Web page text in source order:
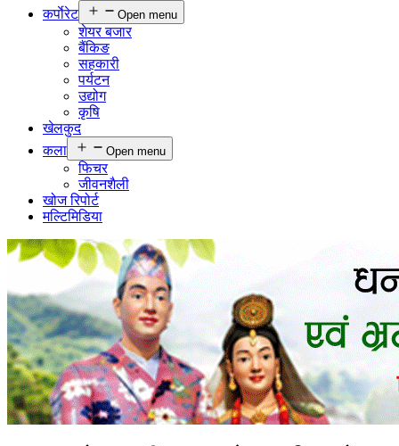
कर्पाेरेट
Open menu
शेयर बजार
बैंकिङ
सहकारी
पर्यटन
उद्योग
कृषि
खेलकुद
कला
Open menu
फिचर
जीवनशैली
खोज रिपोर्ट
मल्टिमिडिया